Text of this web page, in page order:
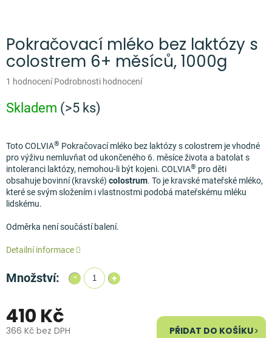
Přihlášení
Pokračovací mléko bez laktózy s
colostrem 6+ měsíců, 1000g
Průměrné
produktu
je
5
hvězdiček.
1 hodnocení Podrobnosti hodnocení
Skladem (>5 ks)
Toto COLVIA® Pokračovací mléko bez laktózy s colostrem je vhodné
pro výživu nemluvňat od ukončeného 6. měsíce života a batolat s
intoleranci laktózy, nemohou-li být kojeni. COLVIA® pro děti
obsahuje bovinní (kravské) colostrum. To je kravské mateřské mléko,
které se svým složením i vlastnostmi podobá mateřskému mléku
lidskému.
Odměrka není součástí balení.
Detailní informace
Množství:
410 Kč
366 Kč bez DPH
PŘIDAT DO KOŠÍKU